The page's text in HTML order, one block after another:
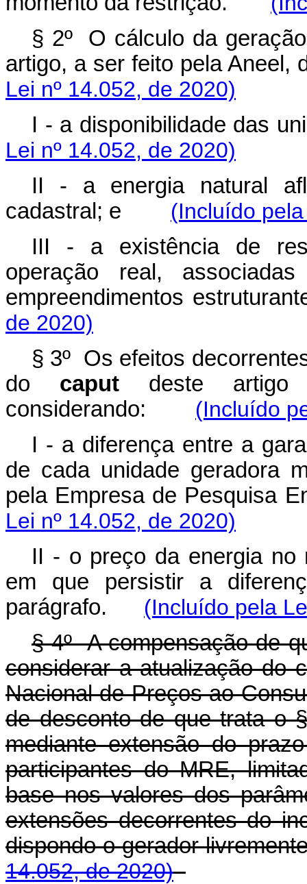
§ 2º O cálculo da
artigo, a ser feito pela
Lei nº 14.052, de 2020)
I - a disponibilidade das
Lei nº 14.052, de 2020)
II - a energia natural
cadastral; e (Incluído
III - a existência de
operação real,
empreendimentos
de 2020)
§ 3º Os efeitos
do caput deste artigo
considerando: (Incluído
I - a diferença entre a
de cada unidade geradora
pela Empresa de
Lei nº 14.052, de 2020)
II - o preço da energia no
em que persistir a
parágrafo. (Incluído pela
§ 4º A compensação de
considerar a atualização do
Nacional de Preços ao
de desconto de que trata o
mediante extensão do
participantes do MRE,
base nos valores dos
extensões decorrentes do
dispondo o gerador
14.052, de 2020)